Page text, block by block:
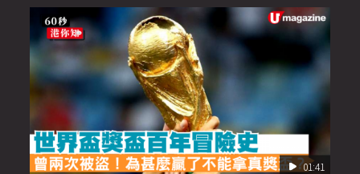
01:41